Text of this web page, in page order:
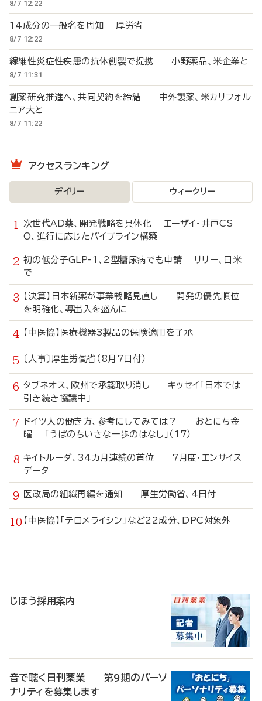
8/7 12:22
14成分の一般名を周知 厚労省
8/7 12:22
線維性炎症性疾患の抗体創製で提携 小野薬品、米企業と
8/7 11:31
創薬研究推進へ、共同契約を締結 中外製薬、米カリフォル
ニア大と
8/7 11:22
アクセスランキング
デイリー ウィークリー
次世代AD薬、開発戦略を具体化 エーザイ・井戸CS
O、進行に応じたパイプライン構築
初の低分子GLP-1、2型糖尿病でも申請 リリー、日米
で
【決算】日本新薬が事業戦略見直し 開発の優先順位
を明確化、導出入を盛んに
【中医協】医療機器3製品の保険適用を了承
〔人事〕厚生労働省（8月7日付）
タブネオス、欧州で承認取り消し キッセイ「日本では
引き続き協議中」
ドイツ人の働き方、参考にしてみては？ おとにち金
曜 「うぱのちいさな一歩のはなし」（17）
キイトルーダ、34カ月連続の首位 7月度・エンサイス
データ
医政局の組織再編を通知 厚生労働省、4日付
【中医協】「テロメライシン」など22成分、DPC対象外
じほう採用案内
音で聴く日刊薬業 第9期のパーソ
ナリティを募集します